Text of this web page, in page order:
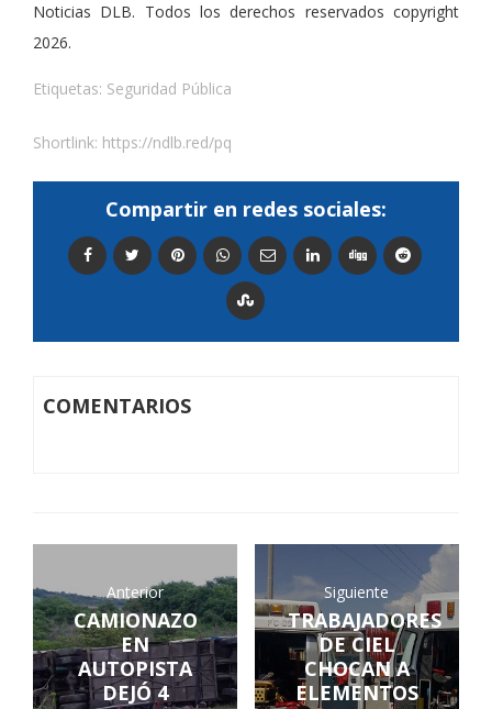
Noticias DLB. Todos los derechos reservados copyright
2026.
Etiquetas: Seguridad Pública
Shortlink: https://ndlb.red/pq
Compartir en redes sociales:
COMENTARIOS
Anterior
CAMIONAZO
EN
AUTOPISTA
DEJÓ 4
Siguiente
TRABAJADORES
DE CIEL
CHOCAN A
ELEMENTOS